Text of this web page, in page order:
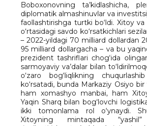
Boboxonovning ta’kidlashicha,
diplomatik almashinuvlar va
faollashtirishga turtki bo‘ldi. Xitoy
o‘rtasidagi savdo ko‘rsatkichlari
– 2022-yildagi 70 milliard dollardan
95 milliard dollargacha – va bu
prezident tashriflari chog‘ida
sarmoyaviy va’dalar bilan
o‘zaro bog‘liqlikning
ko‘rsatadi, bunda Markaziy Osiyo
ham xomashyo manbai, ham
Yaqin Sharq bilan bog‘lovchi
ikki tomonlama rol o‘ynaydi.
Xitoyning mintaqada